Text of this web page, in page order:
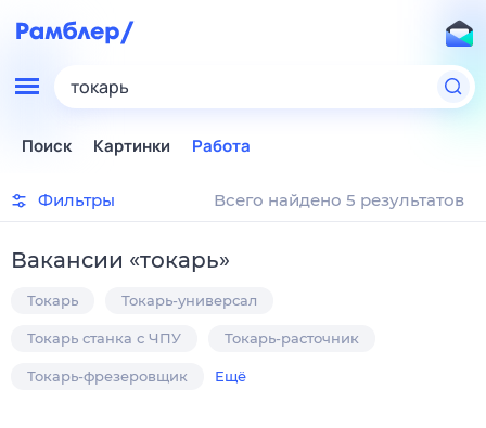
токарь
Поиск Картинки Работа
Фильтры Всего найдено 5 результатов
Вакансии «токарь»
Токарь Токарь-универсал
Токарь станка с ЧПУ Токарь-расточник
Токарь-фрезеровщик Ещё